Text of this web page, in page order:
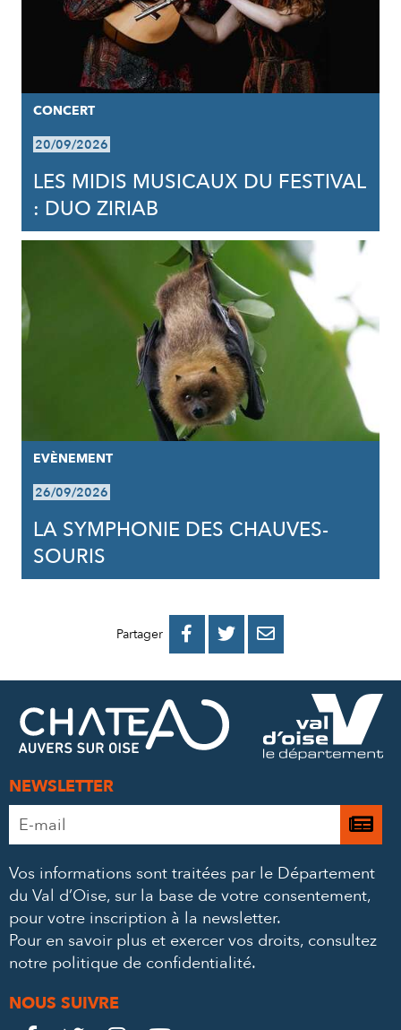
CONCERT
20/09/2026
LES MIDIS MUSICAUX DU FESTIVAL
: DUO ZIRIAB
EVÈNEMENT
26/09/2026
LA SYMPHONIE DES CHAUVES-
SOURIS
Partager 
PARTAGER
FACEBOOK
PARTAGER
PARTAGER
MAIL
NEWSLETTER
Adresse
e-
*
Je
à
Vos informations sont traitées par le Département
du Val d’Oise, sur la base de votre consentement,
pour votre inscription à la newsletter.
Pour en savoir plus et exercer vos droits, consultez
notre politique de confidentialité.
NOUS SUIVRE